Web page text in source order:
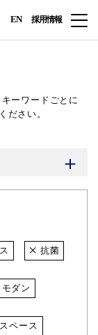
EN 採用情報
キーワードごとに
ださい。
抗菌
モダン
ペース